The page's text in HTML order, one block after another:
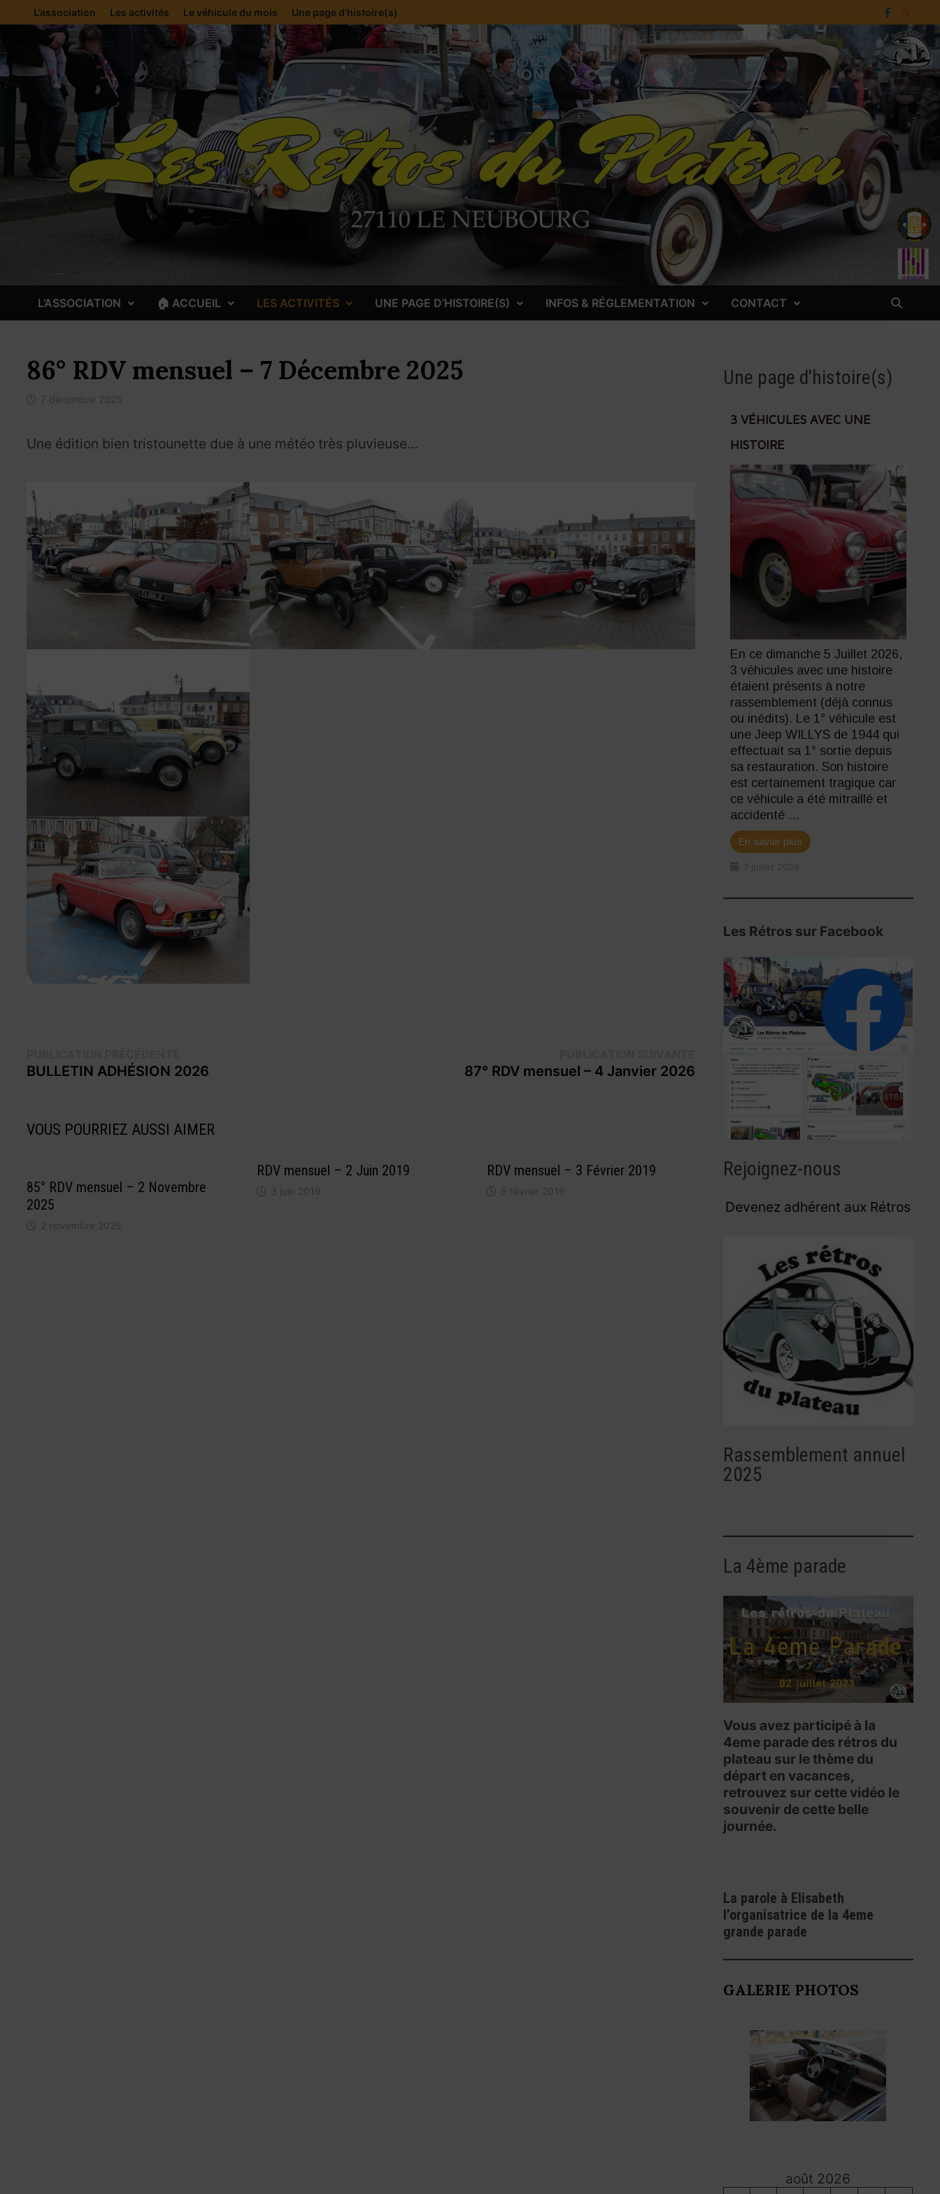
Passer
au
contenu
L’association Les activités Le véhicule du mois Une page d’histoire(s)
L’ASSOCIATION 🏠 ACCUEIL LES ACTIVITÉS UNE PAGE D’HISTOIRE(S) INFOS & RÉGLEMENTATION CONTACT
86° RDV mensuel – 7 Décembre 2025
7 décembre 2025
Une édition bien tristounette due à une météo très pluvieuse…
Navigation
de
précédente :
BULLETIN ADHÉSION 2026
Publication
suivante :
87° RDV mensuel – 4 Janvier 2026
VOUS POURRIEZ AUSSI AIMER
85° RDV mensuel – 2 Novembre
2025
2 novembre 2025
RDV mensuel – 2 Juin 2019
3 juin 2019
RDV mensuel – 3 Février 2019
5 février 2019
Une page d'histoire(s)
3 VÉHICULES AVEC UNE
HISTOIRE
En ce dimanche 5 Juillet 2026,
3 véhicules avec une histoire
étaient présents à notre
rassemblement (déjà connus
ou inédits). Le 1° véhicule est
une Jeep WILLYS de 1944 qui
effectuait sa 1° sortie depuis
sa restauration. Son histoire
est certainement tragique car
ce véhicule a été mitraillé et
accidenté ...
En savoir plus
Les Rétros sur Facebook
Rejoignez-nous
Devenez adhérent aux Rétros
Rassemblement annuel
2025
La 4ème parade
Vous avez participé à la
4eme parade des rétros du
plateau sur le thème du
départ en vacances,
retrouvez sur cette vidéo le
souvenir de cette belle
journée.
La parole à Elisabeth
l’organisatrice de la 4eme
grande parade
GALERIE PHOTOS
août 2026